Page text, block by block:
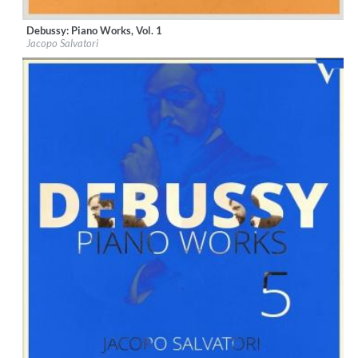
Label:OnClassical
Genre: Classical
$ 14,20
Debussy: Piano Works, Vol. 1
Jacopo Salvatori